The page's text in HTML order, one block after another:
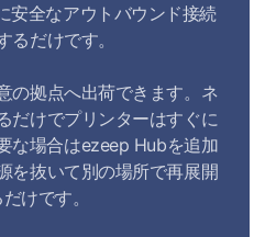
安全なアウトバウンド接続
るだけです。
の拠点へ出荷できます。ネ
だけでプリンターはすぐに
な場合はezeep Hubを追加
を抜いて別の場所で再展開
けです。